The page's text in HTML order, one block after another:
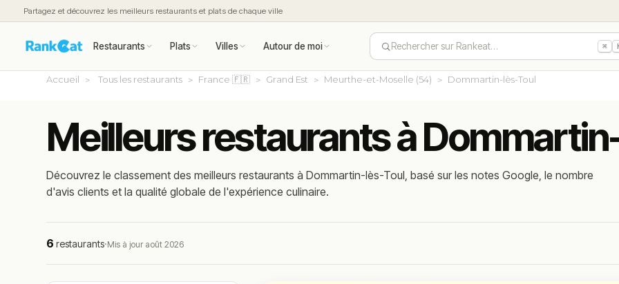
Partagez et découvrez les meilleurs restaurants et plats de chaque ville
Restaurants Plats Villes Autour de moi Rechercher sur Rankeat… ⌘
Accueil Tous les restaurants France 🇫🇷 Grand Est Meurthe-et-Moselle (54) Dommartin-lès-Toul
Meilleurs restaurants à
Découvrez le classement des meilleurs restaurants à Dommartin-lès-Toul, basé sur les notes Google, le nombre
d'avis clients et la qualité globale de l'expérience culinaire.
6 restaurants·Mis à jour août 2026